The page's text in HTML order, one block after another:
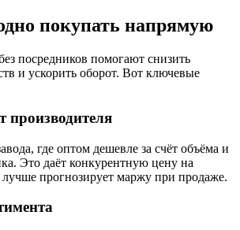
покупать напрямую
посредников помогают снизить
и ускорить оборот. Вот ключевые
производителя
где оптом дешевле за счёт объёма и
Это даёт конкурентную цену на
лучше прогнозирует маржу при продаже.